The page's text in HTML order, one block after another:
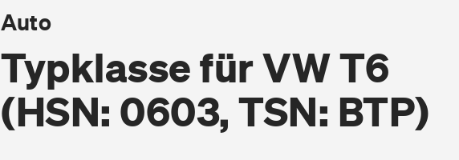
Typklasse für VW T6
(HSN: 0603, TSN: BTP)
Auto